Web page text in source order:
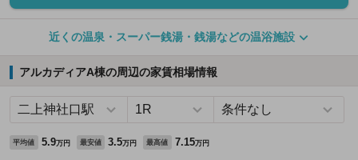
近くの温泉・スーパー銭湯・銭湯などの温浴施設
アルカディアA棟の周辺の家賃相場情報
平均値 5.9万円 最安値 3.5万円 最高値 7.15万円